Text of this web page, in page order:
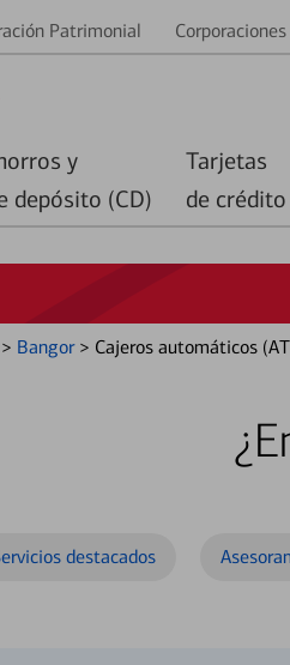
Patrimonial
y
depósito (CD)
Tarjetas
de crédito
> Bangor > Cajeros automáticos
destacados